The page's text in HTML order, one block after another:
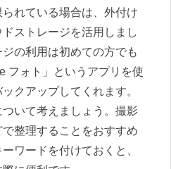
れている場合は、外付け
ストレージを活用しまし
の利用は初めての方でも
フォト」というアプリを使
クアップしてくれます。
いて考えましょう。撮影
整理することをおすすめ
ワードを付けておくと、